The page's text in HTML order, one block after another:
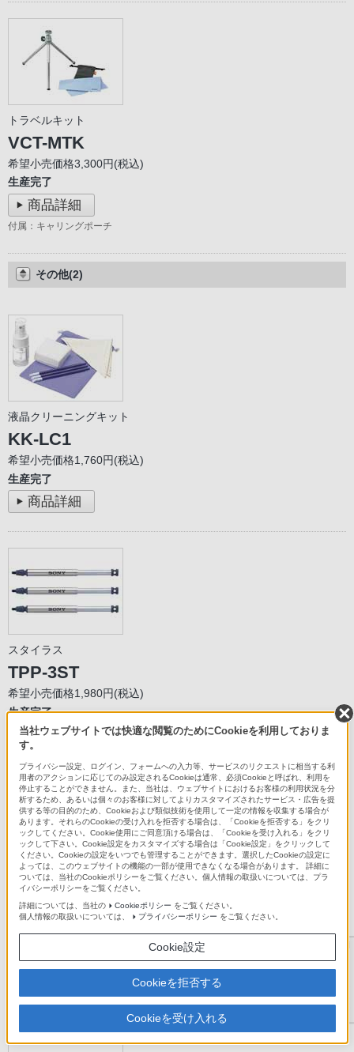
トラベルキット
VCT-MTK
希望小売価格3,300円(税込)
生産完了
商品詳細
付属：キャリングポーチ
その他(2)
液晶クリーニングキット
KK-LC1
希望小売価格1,760円(税込)
生産完了
商品詳細
スタイラス
TPP-3ST
希望小売価格1,980円(税込)
生産完了
商品詳細
メモリースティック PRO-HG デュオ(4)
オープン価格
商品詳細
当社ウェブサイトでは快適な閲覧のためにCookieを利用しておりま
す。
プライバシー設定、ログイン、フォームへの入力等、サービスのリクエストに相当する利
用者のアクションに応じてのみ設定されるCookieは通常、必須Cookieと呼ばれ、利用を
停止することができません。また、当社は、ウェブサイトにおけるお客様の利用状況を分
析するため、あるいは個々のお客様に対してよりカスタマイズされたサービス・広告を提
供する等の目的のため、Cookieおよび類似技術を使用して一定の情報を収集する場合が
あります。それらのCookieの受け入れを拒否する場合は、「Cookieを拒否する」をクリ
ックしてください。Cookie使用にご同意頂ける場合は、「Cookieを受け入れる」をクリ
ックして下さい。Cookie設定をカスタマイズする場合は「Cookie設定」をクリックして
ください。Cookieの設定をいつでも管理することができます。選択したCookieの設定に
よっては、このウェブサイトの機能の一部が使用できなくなる場合があります。 詳細に
ついては、当社のCookieポリシーをご覧ください。個人情報の取扱いについては、プラ
イバシーポリシーをご覧ください。
詳細については、当社の
Cookieポリシー をご覧ください。
個人情報の取扱いについては、
プライバシーポリシー をご覧ください。
Cookie設定
Cookieを拒否する
Cookieを受け入れる